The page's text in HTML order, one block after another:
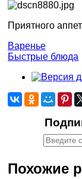
Приятного
Варенье
Быстрые блюда
Похожие